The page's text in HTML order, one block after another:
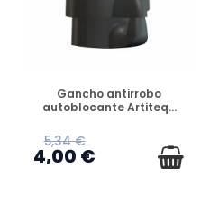
DISPONIBLE
Gancho antirrobo
autoblocante Artiteq...
5,34 €
4,00 €